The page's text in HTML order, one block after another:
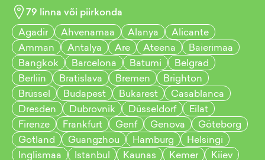
79 linna või piirkonda
Agadir
Ahvenamaa Alanya
Alicante
Amman
Antalya Are Ateena
Baierimaa
Bangkok
Barcelona Batumi
Belgrad
Berliin
Bratislava Bremen
Brighton
Brüssel
Budapest Bukarest
Casablanca
Dresden
Dubrovnik Düsseldorf
Eilat
Firenze
Frankfurt Genf Genova
Göteborg
Gotland
Guangzhou Hamburg
Helsingi
Inglismaa
Istanbul Kaunas Kemer
Kiiev